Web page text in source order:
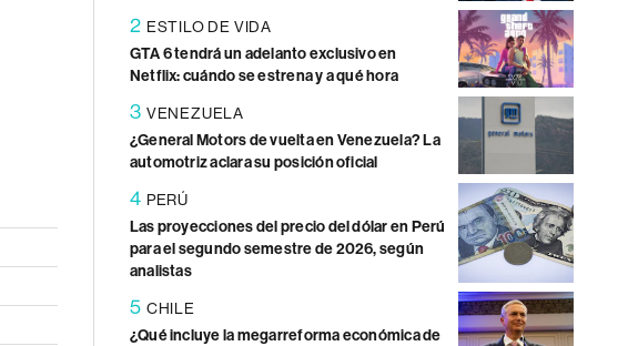
2 ESTILO DE VIDA
GTA 6 tendrá un adelanto exclusivo en
Netflix: cuándo se estrena y a qué hora
3 VENEZUELA
¿General Motors de vuelta en Venezuela? La
automotriz aclara su posición oficial
4 PERÚ
Las proyecciones del precio del dólar en Perú
para el segundo semestre de 2026, según
analistas
5 CHILE
¿Qué incluye la megarreforma económica de